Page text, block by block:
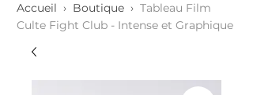
Accueil › Boutique › Tableau Film
Culte Fight Club - Intense et Graphique